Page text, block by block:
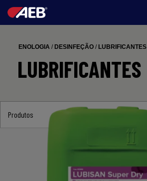
CERVEJA
SPIRITS
ENOLOGIA / DESINFEÇÃO / LUBRIFICANTES
LUBRIFICANTES
Produtos